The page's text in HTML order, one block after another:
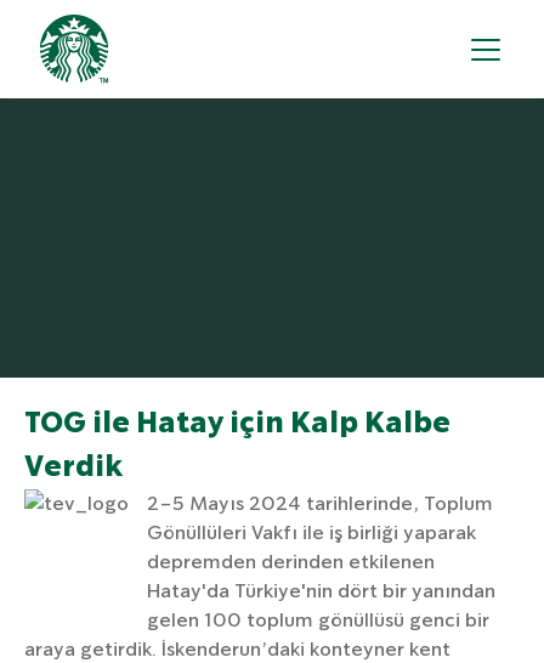
TOG ile Hatay için Kalp Kalbe
Verdik
2-5 Mayıs 2024 tarihlerinde, Toplum
Gönüllüleri Vakfı ile iş birliği yaparak
depremden derinden etkilenen
Hatay'da Türkiye'nin dört bir yanından
gelen 100 toplum gönüllüsü genci bir
araya getirdik. İskenderun’daki konteyner kent